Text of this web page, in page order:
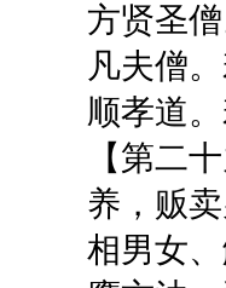
方贤圣
凡夫僧
顺孝道
【第二
养，贩
相男女